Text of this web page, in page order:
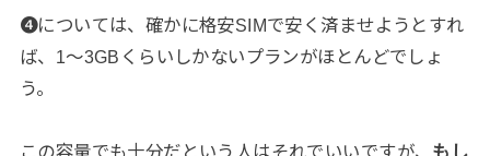
❹については、確かに格安SIMで安く済ませようとすれ
ば、1〜3GBくらいしかないプランがほとんどでしょ
う。
この容量でも十分だという人はそれでいいですが、 もし